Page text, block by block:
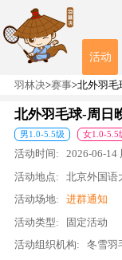
活动
羽林决>赛事>北外羽毛
北外羽毛球-周日
男1.0-5.5级 女1.0-5.5
活动时间: 2026-06-14
活动地点:
北京外国语
活动场地:
进群通知
活动类型:
固定活动
活动组织机构:
冬雪羽